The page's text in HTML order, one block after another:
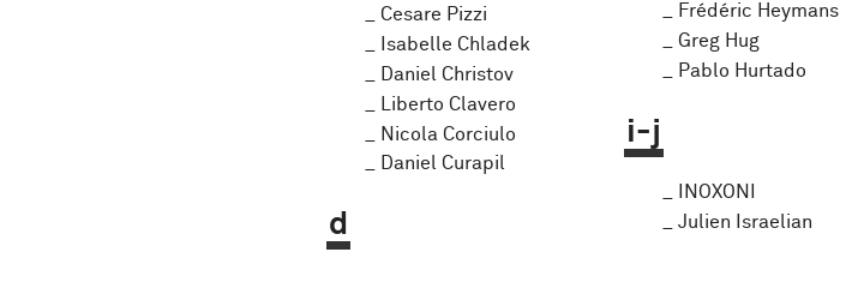
Cesare Pizzi
Isabelle Chladek
Daniel Christov
Liberto Clavero
Nicola Corciulo
Daniel Curapil
d
Frédéric Heymans
Greg Hug
Pablo Hurtado
i-j
INOXONI
Julien Israelian